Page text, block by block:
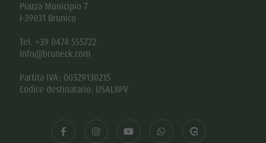
Piazza Municipio 7
I-39031 Brunico
Tel. +39 0474 555722
info@bruneck.com
Partita IVA: 00329130215
Codice destinatario: USAL8PV